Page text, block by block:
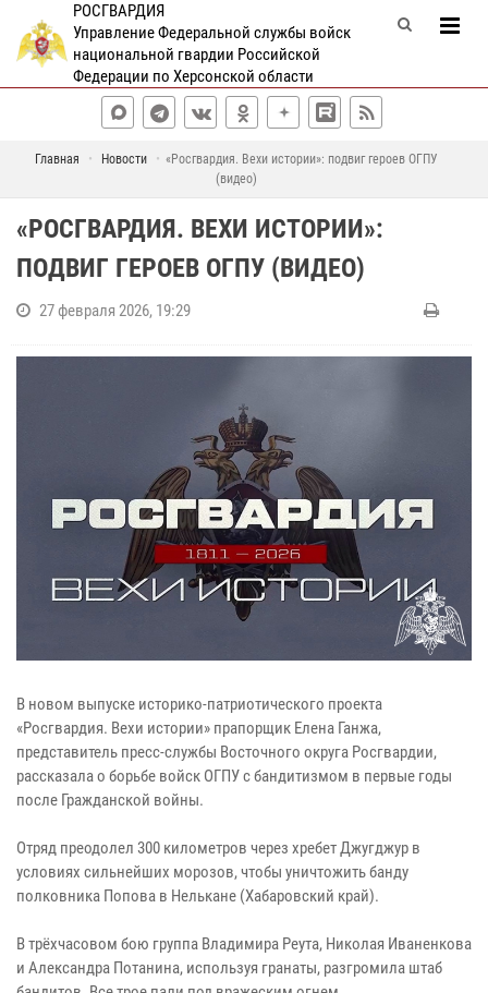
РОСГВАРДИЯ
Управление Федеральной службы войск
национальной гвардии Российской
Федерации по Херсонской области
Главная Новости
«Росгвардия. Вехи истории»: подвиг героев ОГПУ
(видео)
«РОСГВАРДИЯ. ВЕХИ ИСТОРИИ»:
ПОДВИГ ГЕРОЕВ ОГПУ (ВИДЕО)
27 февраля 2026, 19:29
В новом выпуске историко-патриотического проекта
«Росгвардия. Вехи истории» прапорщик Елена Ганжа,
представитель пресс-службы Восточного округа Росгвардии,
рассказала о борьбе войск ОГПУ с бандитизмом в первые годы
после Гражданской войны.
Отряд преодолел 300 километров через хребет Джугджур в
условиях сильнейших морозов, чтобы уничтожить банду
полковника Попова в Нелькане (Хабаровский край).
В трёхчасовом бою группа Владимира Реута, Николая Иваненкова
и Александра Потанина, используя гранаты, разгромила штаб